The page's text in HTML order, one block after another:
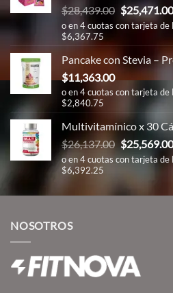
$28,439.00 El
precio
$25,471.00
o en 4 cuotas con tarjeta de
$6,367.75
Pancake con Stevia –
$11,363.00
o en 4 cuotas con tarjeta de
$2,840.75
Multivitamínico x 30
$26,137.00 El
precio
era:
$25,569.00
o en 4 cuotas con tarjeta de
$6,392.25
NOSOTROS